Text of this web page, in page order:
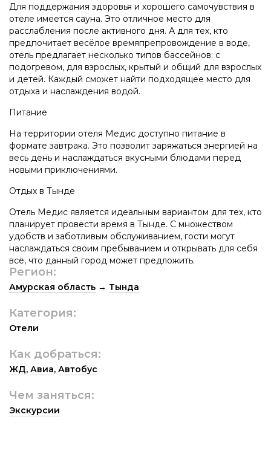
Для поддержания здоровья и хорошего самочувствия в
отеле имеется сауна. Это отличное место для
расслабления после активного дня. А для тех, кто
предпочитает весёлое времяпрепровождение в воде,
отель предлагает несколько типов бассейнов: с
подогревом, для взрослых, крытый и общий для взрослых
и детей. Каждый сможет найти подходящее место для
отдыха и наслаждения водой.
Питание
На территории отеля Медис доступно питание в
формате завтрака. Это позволит заряжаться энергией на
весь день и наслаждаться вкусными блюдами перед
новыми приключениями.
Отдых в Тынде
Отель Медис является идеальным вариантом для тех, кто
планирует провести время в Тынде. С множеством
удобств и заботливым обслуживанием, гости могут
наслаждаться своим пребыванием и открывать для себя
всё, что данный город может предложить.
Регион:
Амурская область → Тында
Категория:
Отели
Как добраться:
ЖД, Авиа, Автобус
Чем заняться:
Экскурсии